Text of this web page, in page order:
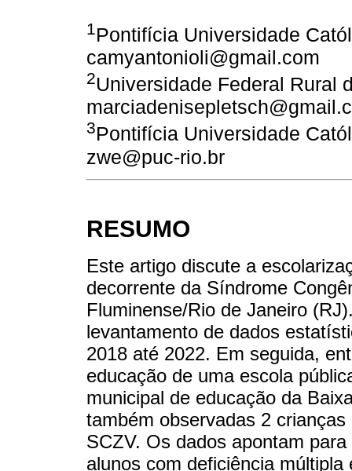
1 Pontifícia Universidade
camyantonioli@gmail.com
2Universidade Federal Rural
3Pontifícia Universidade
zwe@puc-rio.br
RESUMO
Este artigo discute a
decorrente da Síndrome
Fluminense/Rio de Janeiro
levantamento de dados
2018 até 2022. Em seguida,
educação de uma escola
municipal de educação da
também observadas 2
SCZV. Os dados apontam
alunos com deficiência